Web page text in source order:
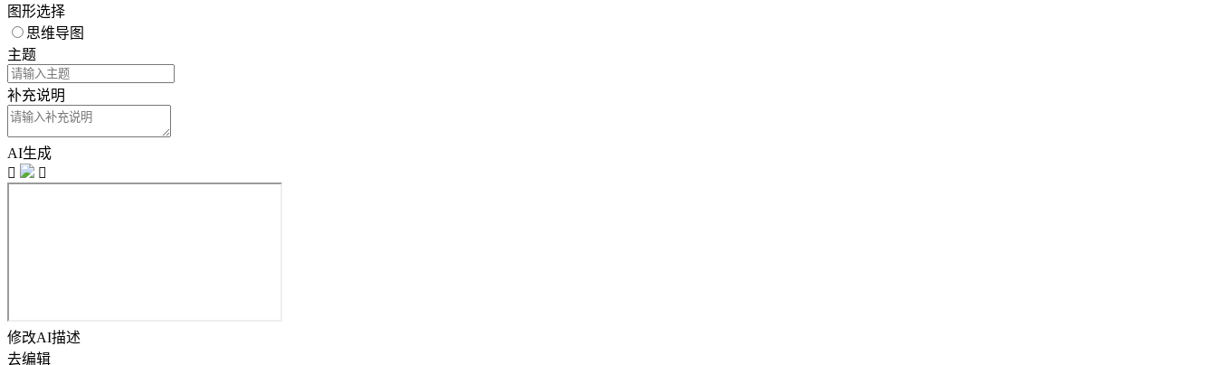
图形选择
思维导图
主题
补充说明
AI生成


修改AI描述
去编辑